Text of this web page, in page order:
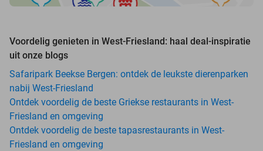
Voordelig genieten in West-Friesland: haal deal-inspiratie
uit onze blogs
Safaripark Beekse Bergen: ontdek de leukste dierenparken
nabij West-Friesland
Ontdek voordelig de beste Griekse restaurants in West-
Friesland en omgeving
Ontdek voordelig de beste tapasrestaurants in West-
Friesland en omgeving